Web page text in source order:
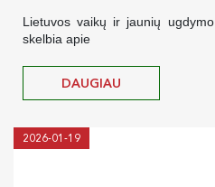
Lietuvos vaikų ir jaunių
skelbia apie
DAUGIAU
2026-01-19